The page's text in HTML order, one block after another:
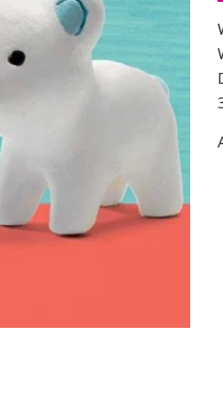
ręcznych
Soda,
Dodatki:
RZEŹBA,
Lepienie i
Odlewy
Tworzenie